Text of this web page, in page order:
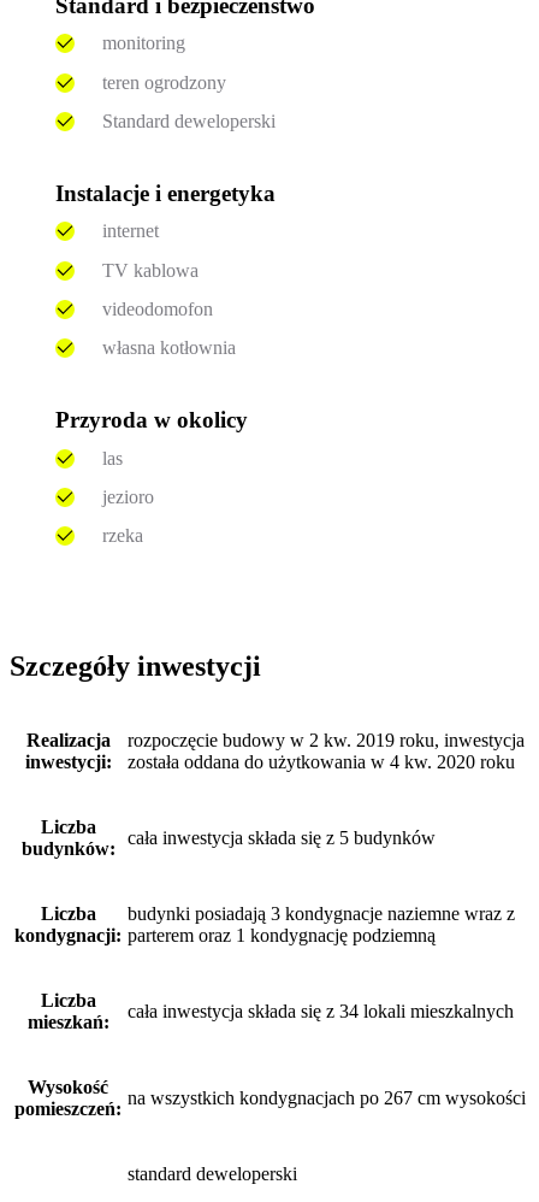
Standard i bezpieczeństwo
monitoring
teren ogrodzony
Standard deweloperski
Instalacje i energetyka
internet
TV kablowa
videodomofon
własna kotłownia
Przyroda w okolicy
las
jezioro
rzeka
Szczegóły inwestycji
Realizacja
inwestycji:
rozpoczęcie budowy w 2 kw. 2019 roku, inwestycja
została oddana do użytkowania w 4 kw. 2020 roku
Liczba
budynków:
cała inwestycja składa się z 5 budynków
Liczba
kondygnacji:
budynki posiadają 3 kondygnacje naziemne wraz z
parterem oraz 1 kondygnację podziemną
Liczba
mieszkań:
cała inwestycja składa się z 34 lokali mieszkalnych
Wysokość
pomieszczeń:
na wszystkich kondygnacjach po 267 cm wysokości
standard deweloperski